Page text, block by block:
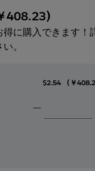
408.23)
に購入できます！
。
$2.54 ( ￥